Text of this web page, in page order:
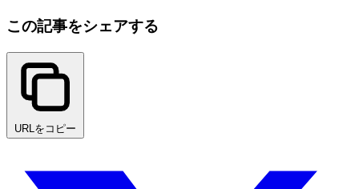
この記事をシェアする
URLをコピー